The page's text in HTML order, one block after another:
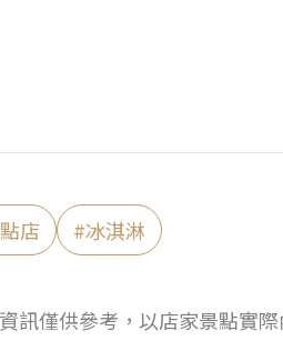
店 #冰淇淋
資訊僅供參考，以店家景點實